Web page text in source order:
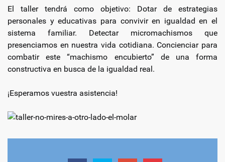
El taller tendrá como objetivo: Dotar de estrategias
personales y educativas para convivir en igualdad en el
sistema familiar. Detectar micromachismos que
presenciamos en nuestra vida cotidiana. Concienciar para
combatir este “machismo encubierto” de una forma
constructiva en busca de la igualdad real.
¡Esperamos vuestra asistencia!